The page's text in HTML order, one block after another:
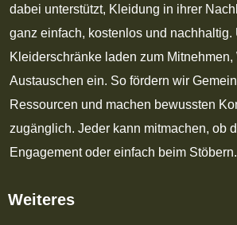
dabei unterstützt, Kleidung in ihrer
ganz einfach, kostenlos und nachhaltig.
Kleiderschränke laden zum Mitnehmen,
Austauschen ein. So fördern wir
Ressourcen und machen bewussten
zugänglich. Jeder kann mitmachen, ob
Engagement oder einfach beim Stöbern.
Weiteres